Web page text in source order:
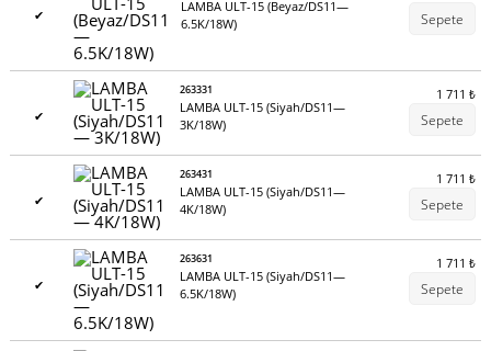
✔
LAMBA ULT-15 (Beyaz/DS11—
6.5K/18W)
Sepete
✔
263331
LAMBA ULT-15 (Siyah/DS11—
3K/18W)
1 711₺
Sepete
✔
263431
LAMBA ULT-15 (Siyah/DS11—
4K/18W)
1 711₺
Sepete
✔
263631
LAMBA ULT-15 (Siyah/DS11—
6.5K/18W)
1 711₺
Sepete